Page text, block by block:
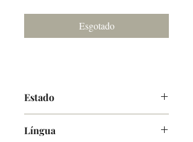
Esgotado
Estado
Língua